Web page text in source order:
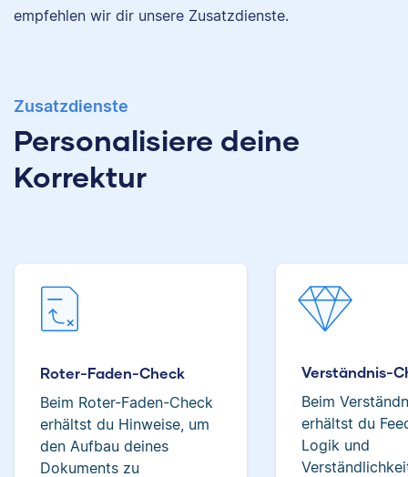
empfehlen wir dir unsere Zusatzdienste.
Zusatzdienste
Personalisiere deine
Korrektur
Roter-Faden-Check
Beim Roter-Faden-Check
erhältst du Hinweise, um
den Aufbau deines
Dokuments zu
Verständnis-
Beim
erhältst du
Logik und
Albert hat Deutsch
studiert und mag an
seiner Arbeit als
Korrektor besonders,
Verena
Verena hat BWL
Neben ihrer Arbeit als
Scribbr-Korrektorin
arbeitet Verena in der
Interior-Design-
Jonathan